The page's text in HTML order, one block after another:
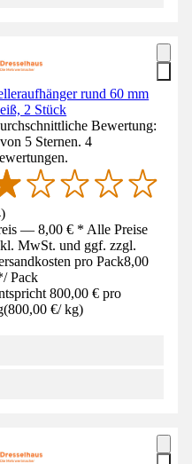
rund 60 mm
2 Stück
Bewertung:
5 Sternen. 4
)
— 8,00 € * Alle Preise
MwSt. und ggf. zzgl.
pro Pack8,00
/ Pack
800,00 € pro
(800,00 €/ kg)